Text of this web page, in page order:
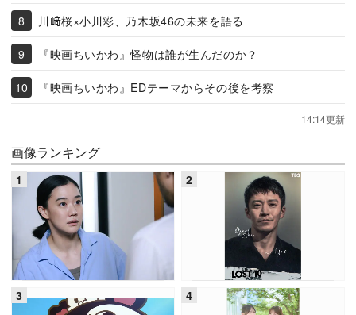
川﨑桜×小川彩、乃木坂46の未来を語る
『映画ちいかわ』怪物は誰が生んだのか？
『映画ちいかわ』EDテーマからその後を考察
14:14更新
画像ランキング